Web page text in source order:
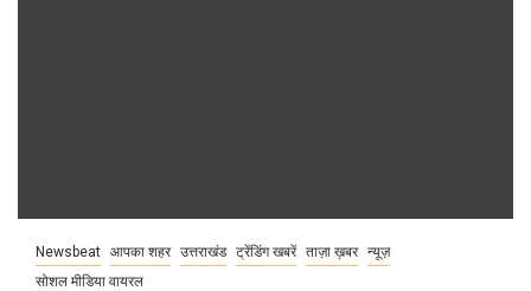
Newsbeat आपका शहर उत्तराखंड ट्रेंडिंग खबरें ताज़ा ख़बर न्यूज़
सोशल मीडिया वायरल